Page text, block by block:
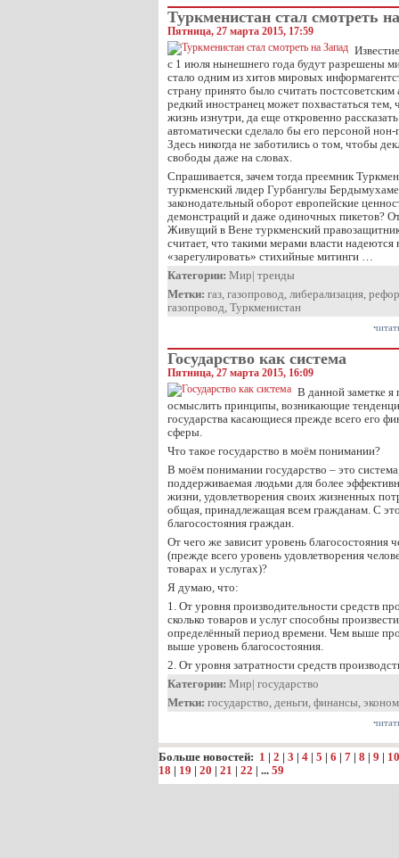
Туркменистан стал смотреть
Пятница, 27 марта 2015, 17:59
с 1 июля нынешнего года будут разрешены
стало одним из хитов мировых
страну принято было считать
редкий иностранец может похвастаться тем,
жизнь изнутри, да еще откровенно
автоматически сделало бы его персоной нон-
Здесь никогда не заботились о том, чтобы
свободы даже на словах.
Спрашивается, зачем тогда преемник
туркменский лидер Гурбангулы
законодательный оборот европейские
демонстраций и даже одиночных пикетов?
Живущий в Вене туркменский
считает, что такими мерами власти надеются
«зарегулировать» стихийные митинги …
Категории: Мир| тренды
Метки: газ, газопровод, либерализация,
газопровод, Туркменистан
Государство как система
Пятница, 27 марта 2015, 16:09
В данной заметке
осмыслить принципы, возникающие
государства касающиеся прежде всего его
сферы.
Что такое государство в моём понимании?
В моём понимании государство – это
поддерживаемая людьми для более
жизни, удовлетворения своих жизненных
общая, принадлежащая всем гражданам. С
благосостояния граждан.
От чего же зависит уровень благосостояния
(прежде всего уровень удовлетворения
товарах и услугах)?
Я думаю, что:
1. От уровня производительности средств
сколько товаров и услуг способны
определённый период времени. Чем выше
выше уровень благосостояния.
2. От уровня затратности средств
Категории: Мир| государство
Метки: государство, деньги, финансы,
Больше новостей: 1 | 2 | 3 | 4 | 5 | 6 | 7 | 8 | 9 | 10
18 | 19 | 20 | 21 | 22 | ... 59